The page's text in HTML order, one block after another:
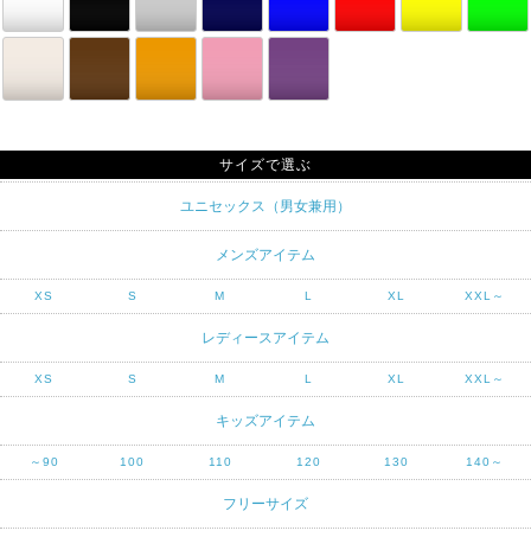
サイズで選ぶ
ユニセックス（男女兼用）
メンズアイテム
XS S M L XL XXL～
レディースアイテム
XS S M L XL XXL～
キッズアイテム
～90 100 110 120 130 140～
フリーサイズ